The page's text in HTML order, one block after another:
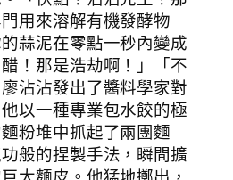
用來溶解有機發酵物
蒜泥在零點一秒內變成
！那是浩劫啊！」「不
沾沾發出了醬料學家對
以一種專業包水餃的極
粉堆中抓起了兩團麵
般的捏製手法，瞬間擴